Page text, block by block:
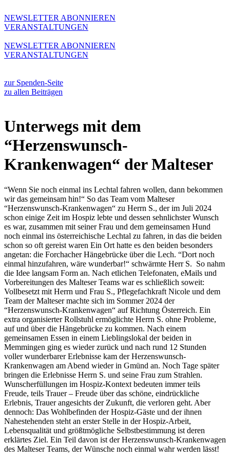
Inhalt
wechseln
NEWSLETTER ABONNIEREN
VERANSTALTUNGEN
NEWSLETTER ABONNIEREN
VERANSTALTUNGEN
zur Spenden-Seite
zu allen Beiträgen
Unterwegs mit dem
“Herzenswunsch-
Krankenwagen“ der Malteser
“Wenn Sie noch einmal ins Lechtal fahren wollen, dann bekommen
wir das gemeinsam hin!“ So das Team vom Malteser
“Herzenswunsch-Krankenwagen“ zu Herrn S., der im Juli 2024
schon einige Zeit im Hospiz lebte und dessen sehnlichster Wunsch
es war, zusammen mit seiner Frau und dem gemeinsamen Hund
noch einmal ins österreichische Lechtal zu fahren, in das die beiden
schon so oft gereist waren Ein Ort hatte es den beiden besonders
angetan: die Forchacher Hängebrücke über die Lech. “Dort noch
einmal hinzufahren, wäre wunderbar!“ schwärmte Herr S. So nahm
die Idee langsam Form an. Nach etlichen Telefonaten, eMails und
Vorbereitungen des Malteser Teams war es schließlich soweit:
Vollbesetzt mit Herrn und Frau S., Pflegefachkraft Nicole und dem
Team der Malteser machte sich im Sommer 2024 der
“Herzenswunsch-Krankenwagen“ auf Richtung Österreich. Ein
extra organisierter Rollstuhl ermöglichte Herrn S. ohne Probleme,
auf und über die Hängebrücke zu kommen. Nach einem
gemeinsamen Essen in einem Lieblingslokal der beiden in
Memmingen ging es wieder zurück und nach rund 12 Stunden
voller wunderbarer Erlebnisse kam der Herzenswunsch-
Krankenwagen am Abend wieder in Gmünd an. Noch Tage später
bringen die Erlebnisse Herrn S. und seine Frau zum Strahlen.
Wunscherfüllungen im Hospiz-Kontext bedeuten immer teils
Freude, teils Trauer – Freude über das schöne, eindrückliche
Erlebnis, Trauer angesichts der Zukunft, die verloren geht. Aber
dennoch: Das Wohlbefinden der Hospiz-Gäste und der ihnen
Nahestehenden steht an erster Stelle in der Hospiz-Arbeit,
Lebensqualität und größtmögliche Selbstbestimmung ist deren
erklärtes Ziel. Ein Teil davon ist der Herzenswunsch-Krankenwagen
des Malteser Teams, der Wünsche noch einmal wahr werden lässt!